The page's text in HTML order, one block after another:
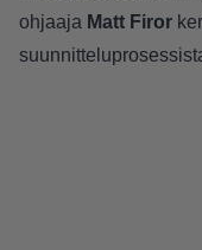
ohjaaja Matt Firor